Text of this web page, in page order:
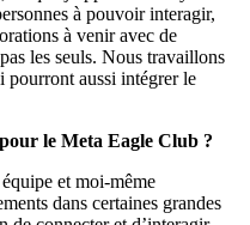
à pouvoir interagir,
à venir avec de
les seuls. Nous travaillons
pourront aussi intégrer le
le Meta Eagle Club ?
et moi-même
dans certaines grandes